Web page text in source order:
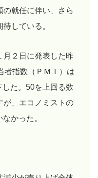
就任に伴い、さら
している。
月２日に発表した昨
者指数（ＰＭＩ）は
た。50を上回る数
が、エコノミストの
かった。